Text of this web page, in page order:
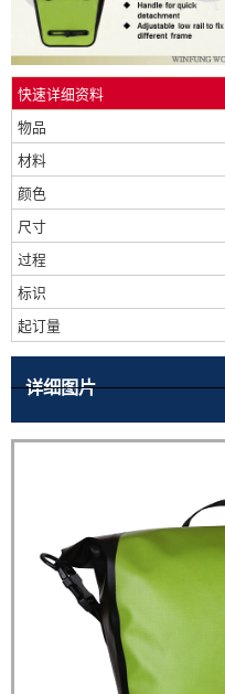
快速详细资料
物品
材料
颜色
尺寸
过程
标识
起订量
详细图片